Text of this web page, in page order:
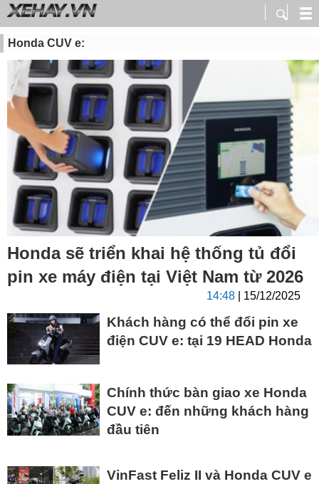
Honda CUV e:
Honda sẽ triển khai hệ thống tủ đổi
pin xe máy điện tại Việt Nam từ 2026
14:48 | 15/12/2025
Khách hàng có thể đổi pin xe
điện CUV e: tại 19 HEAD Honda
Chính thức bàn giao xe Honda
CUV e: đến những khách hàng
đầu tiên
VinFast Feliz II và Honda CUV e